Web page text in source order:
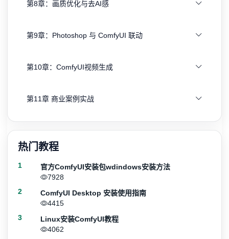
第8章：画质优化与去AI感
第9章：Photoshop 与 ComfyUI 联动
第10章：ComfyUI视频生成
第11章 商业案例实战
热门教程
1
官方ComfyUI安装包wdindows安装方法
7928
2
ComfyUI Desktop 安装使用指南
4415
3
Linux安装ComfyUI教程
4062